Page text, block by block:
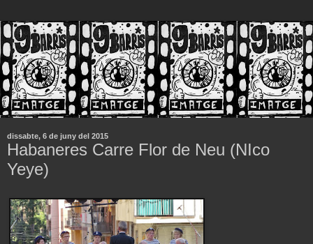
dissabte, 6 de juny del 2015
Habaneres Carre Flor de Neu (NIco
Yeye)